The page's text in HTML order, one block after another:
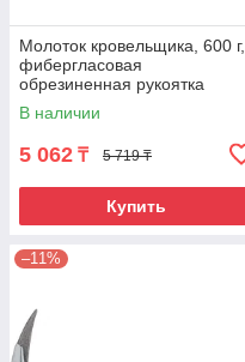
Молоток кровельщика, 600 г,
фибергласовая
обрезиненная рукоятка
Matrix
В наличии
5 062 ₸ 5 719 ₸
Купить
–11%